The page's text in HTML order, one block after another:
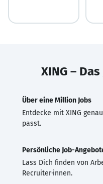
XING –
Über eine Million Jobs
Entdecke mit XING
passt.
Persönliche Job-
Lass Dich finden von
Recruiter·innen.